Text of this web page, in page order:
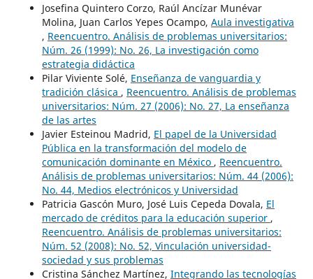
Josefina Quintero Corzo, Raúl Ancízar Munévar
Molina, Juan Carlos Yepes Ocampo, Aula investigativa
, Reencuentro. Análisis de problemas universitarios:
Núm. 26 (1999): No. 26, La investigación como
estrategia didáctica
Pilar Viviente Solé, Enseñanza de vanguardia y
tradición clásica , Reencuentro. Análisis de problemas
universitarios: Núm. 27 (2006): No. 27, La enseñanza
de las artes
Javier Esteinou Madrid, El papel de la Universidad
Pública en la transformación del modelo de
comunicación dominante en México , Reencuentro.
Análisis de problemas universitarios: Núm. 44 (2006):
No. 44, Medios electrónicos y Universidad
Patricia Gascón Muro, José Luis Cepeda Dovala, El
mercado de créditos para la educación superior ,
Reencuentro. Análisis de problemas universitarios:
Núm. 52 (2008): No. 52, Vinculación universidad-
sociedad y sus problemas
Cristina Sánchez Martínez, Integrando las tecnologías